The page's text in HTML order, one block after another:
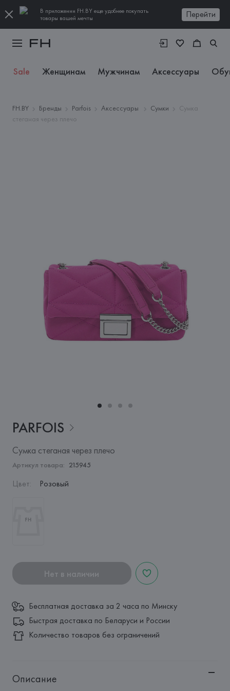
В приложении FH.BY еще удобнее покупать
товары вашей мечты
Перейти
Sale Женщинам Мужчинам Аксессуары
FH.BY Бренды Parfois Аксессуары Сумки
Сумка
стеганая через плечо
PARFOIS
Сумка стеганая через плечо
Артикул товара: 215945
Цвет: Розовый
Нет в наличии
Бесплатная доставка за 2 часа по Минску
Быстрая доставка по Беларуси и России
Количество товаров без ограничений
Описание